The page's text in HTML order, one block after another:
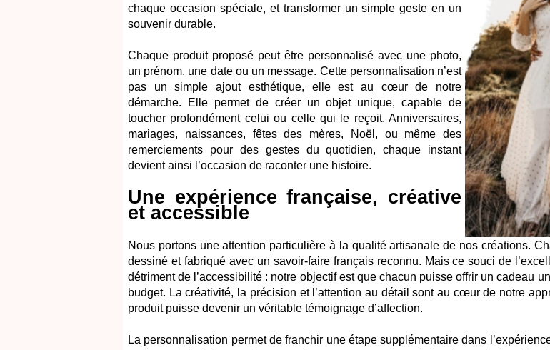
chaque occasion spéciale, et transformer un simple geste en un
souvenir durable.
Chaque produit proposé peut être personnalisé avec une photo,
un prénom, une date ou un message. Cette personnalisation n’est
pas un simple ajout esthétique, elle est au cœur de notre
démarche. Elle permet de créer un objet unique, capable de
toucher profondément celui ou celle qui le reçoit. Anniversaires,
mariages, naissances, fêtes des mères, Noël, ou même des
remerciements pour des gestes du quotidien, chaque instant
devient ainsi l’occasion de raconter une histoire.
Une expérience française, créative
et accessible
Nous portons une attention particulière à la qualité artisanale de nos créations.
dessiné et fabriqué avec un savoir-faire français reconnu. Mais ce souci de
détriment de l’accessibilité : notre objectif est que chacun puisse offrir un cadeau
budget. La créativité, la précision et l’attention au détail sont au cœur de notre
produit puisse devenir un véritable témoignage d’affection.
La personnalisation permet de franchir une étape supplémentaire dans